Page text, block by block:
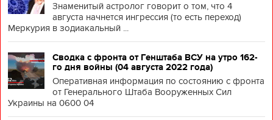
Знаменитый астролог говорит о том, что 4
августа начнется ингрессия (то есть переход)
Меркурия в зодиакальный ...
Сводка с фронта от Генштаба ВСУ на утро 162-
го дня войны (04 августа 2022 года)
Оперативная информация по состоянию с фронта
от Генерального Штаба Вооруженных Сил
Украины на 0600 04